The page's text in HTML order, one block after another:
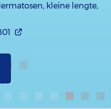
kleine lengte,